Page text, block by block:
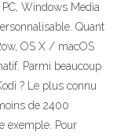
Windows Media
Quant
OS X / macOS
Parmi beaucoup
? Le plus connu
de 2400
exemple. Pour